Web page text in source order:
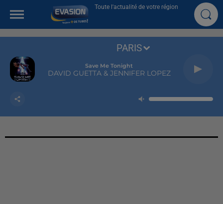
Toute l'actualité de votre région
Save Me Tonight
DAVID GUETTA & JENNIFER LOPEZ
PARIS